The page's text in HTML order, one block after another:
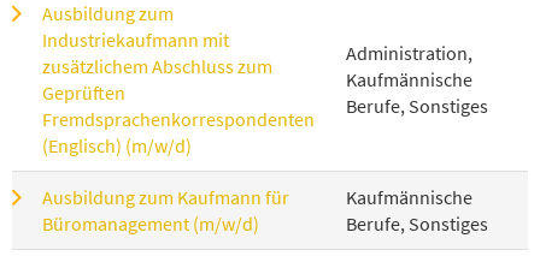
Ausbildung zum
Industriekaufmann mit
zusätzlichem Abschluss zum
Geprüften
Fremdsprachenkorrespondenten
(Englisch) (m/w/d)
Administration,
Kaufmännische
Berufe, Sonstiges
Ausbildung zum Kaufmann für
Büromanagement (m/w/d)
Kaufmännische
Berufe, Sonstiges